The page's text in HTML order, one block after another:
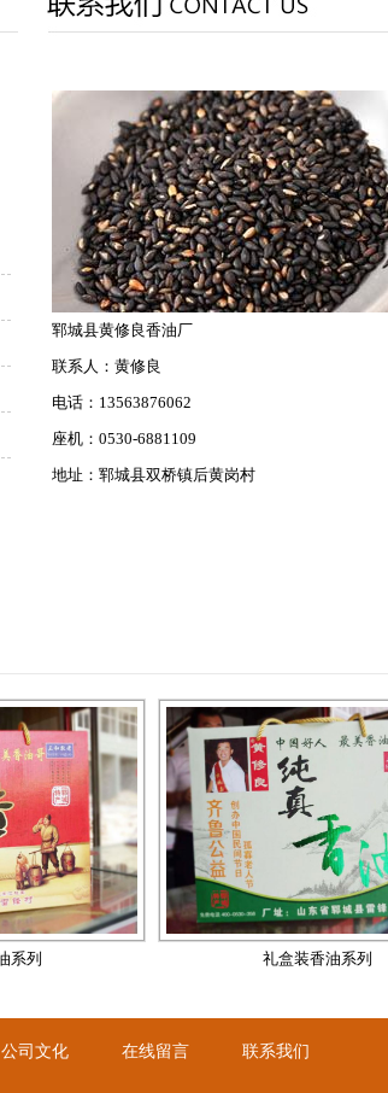
瓶装香油系类
礼盒装香油系列
郓城县黄修良香油厂
联系人：黄修良
电话：13563876062
座机：0530-6881109
地址：郓城县双桥镇后黄岗村
礼盒装香油系列
公司文化 在线留言 联系我们